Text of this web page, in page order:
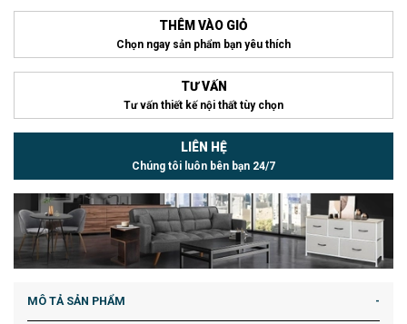
THÊM VÀO GIỎ
Chọn ngay sản phẩm bạn yêu thích
TƯ VẤN
Tư vấn thiết kế nội thất tùy chọn
LIÊN HỆ
Chúng tôi luôn bên bạn 24/7
MÔ TẢ SẢN PHẨM